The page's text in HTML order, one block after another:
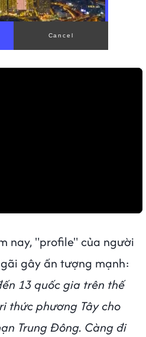
nay, "profile" của người
gây ấn tượng mạnh:
13 quốc gia trên thế
thức phương Tây cho
Trung Đông. Càng đi